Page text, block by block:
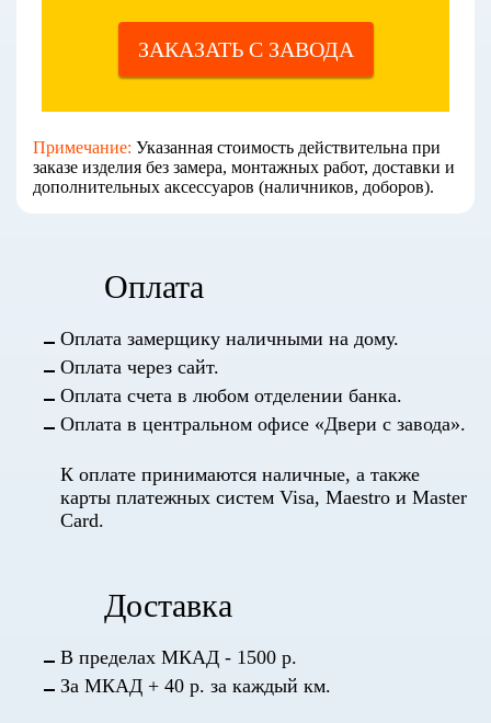
ЗАКАЗАТЬ С ЗАВОДА
Примечание: Указанная стоимость действительна при
заказе изделия без замера, монтажных работ, доставки и
дополнительных аксессуаров (наличников, доборов).
Оплата
Оплата замерщику наличными на дому.
Оплата через сайт.
Оплата счета в любом отделении банка.
Оплата в центральном офисе «Двери с завода».
К оплате принимаются наличные, а также
карты платежных систем Visa, Maestro и Master
Card.
Доставка
В пределах МКАД - 1500 р.
За МКАД + 40 р. за каждый км.